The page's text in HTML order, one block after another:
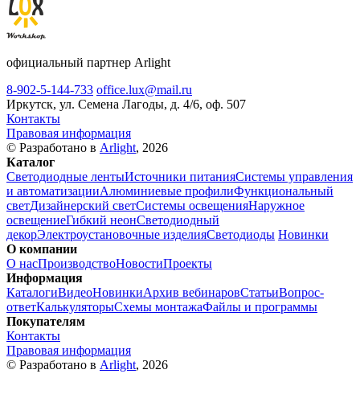
официальный партнер Arlight
8-902-5-144-733 office.lux@mail.ru
Иркутск, ул. Семена Лагоды, д. 4/6, оф. 507
Контакты
Правовая информация
© Разработано в Arlight, 2026
Каталог
Светодиодные лентыИсточники питанияСистемы управления
и автоматизацииАлюминиевые профилиФункциональный
светДизайнерский светСистемы освещенияНаружное
освещениеГибкий неонСветодиодный
декорЭлектроустановочные изделияСветодиоды Новинки
О компании
О насПроизводствоНовостиПроекты
Информация
КаталогиВидеоНовинкиАрхив вебинаровСтатьиВопрос-
ответКалькуляторыСхемы монтажаФайлы и программы
Покупателям
Контакты
Правовая информация
© Разработано в Arlight, 2026